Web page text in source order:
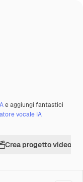
e aggiungi fantastici
vocale IA
Crea progetto video